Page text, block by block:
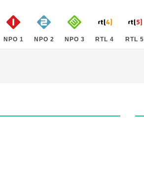
NPO 1 NPO 2 NPO 3 RTL 4 RTL 5